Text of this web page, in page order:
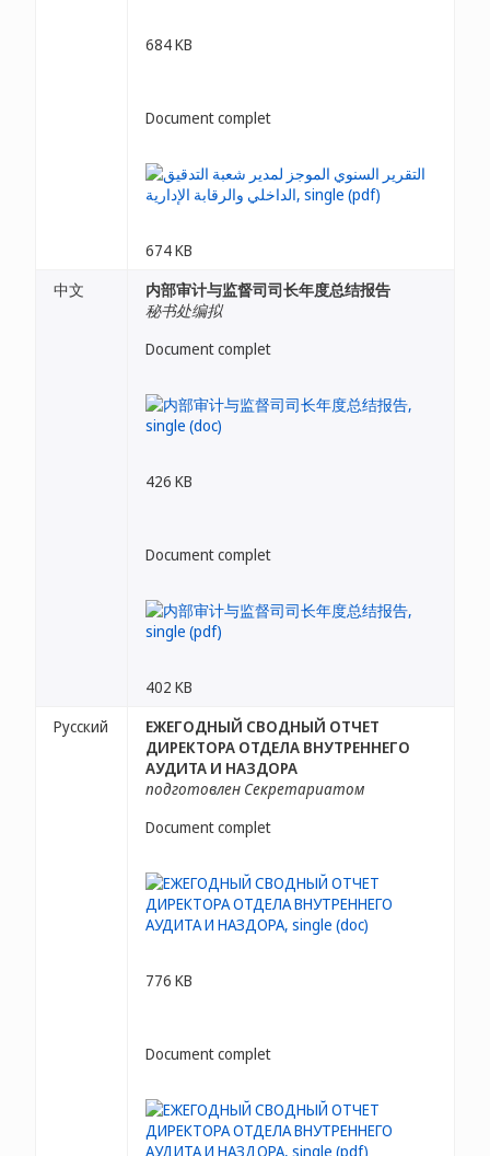
684 KB
Document complet
674 KB
中文
内部审计与监督司司长年度总结报告
秘书处编拟
Document complet
426 KB
Document complet
402 KB
Русский
ЕЖЕГОДНЫЙ СВОДНЫЙ ОТЧЕТ
ДИРЕКТОРА ОТДЕЛА ВНУТРЕННЕГО
АУДИТА И НАЗДОРА
подготовлен Секретариатом
Document complet
776 KB
Document complet